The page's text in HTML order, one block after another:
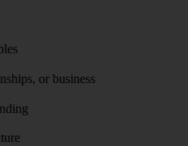
or business